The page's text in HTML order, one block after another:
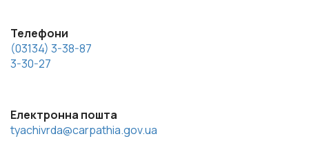
Телефони
(03134) 3-38-87
3-30-27
Електронна пошта
tyachivrda@carpathia.gov.ua